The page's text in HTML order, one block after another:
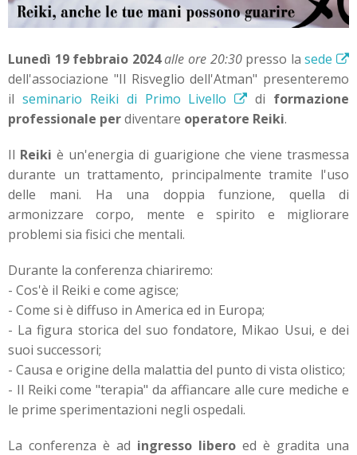
Lunedì 19 febbraio 2024 alle ore 20:30presso lasede
dell'associazione "Il Risveglio dell'Atman" presenteremo
il seminario Reiki di Primo Livello di formazione
professionale perdiventare operatore Reiki.
Il Reiki è un'energia di guarigione che viene trasmessa
durante un trattamento, principalmente tramite l'uso
delle mani. Ha una doppia funzione, quella di
armonizzare corpo, mente e spirito e migliorare
problemi sia fisici che mentali.
Durante la conferenza chiariremo:
- Cos'è il Reiki e come agisce;
- Come si è diffuso in America ed in Europa;
- La figura storica del suo fondatore, Mikao Usui, e dei
suoi successori;
- Causa e origine della malattia del punto di vista olistico;
- Il Reiki come "terapia" da affiancare alle cure mediche e
le prime sperimentazioni negli ospedali.
La conferenza è ad ingresso libero ed è gradita una